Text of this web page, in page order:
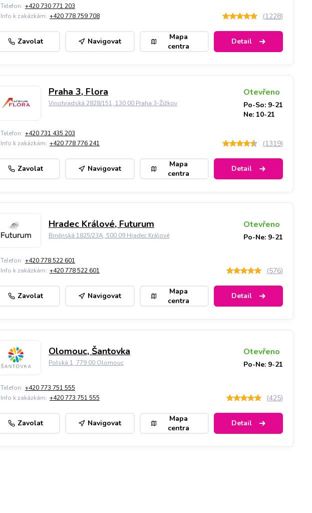
Telefon: +420 730 771 203
Info k zakázkám: +420 778 759 708 (1228)
Zavolat Navigovat
Mapa
centra
Detail
Praha 3, Flora
Vinohradská 2828/151, 130 00 Praha 3-Žižkov
Otevřeno
Po-So: 9-21
Ne: 10-21
Telefon: +420 731 435 203
Info k zakázkám: +420 778 776 241 (1319)
Zavolat Navigovat
Mapa
centra
Detail
Hradec Králové, Futurum
Brněnská 1825/23A, 500 09 Hradec Králové
Otevřeno
Po-Ne: 9-21
Telefon: +420 778 522 601
Info k zakázkám: +420 778 522 601 (576)
Zavolat Navigovat
Mapa
centra
Detail
Olomouc, Šantovka
Polská 1, 779 00 Olomouc
Otevřeno
Po-Ne: 9-21
Telefon: +420 773 751 555
Info k zakázkám: +420 773 751 555 (425)
Zavolat Navigovat
Mapa
centra
Detail